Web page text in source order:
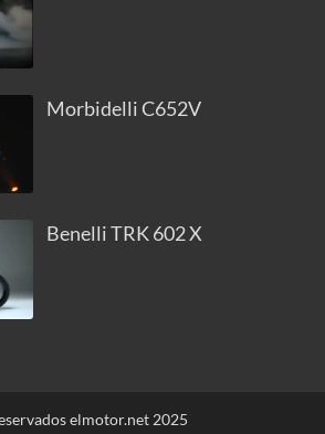
Morbidelli C652V
Benelli TRK 602 X
elmotor.net 2025